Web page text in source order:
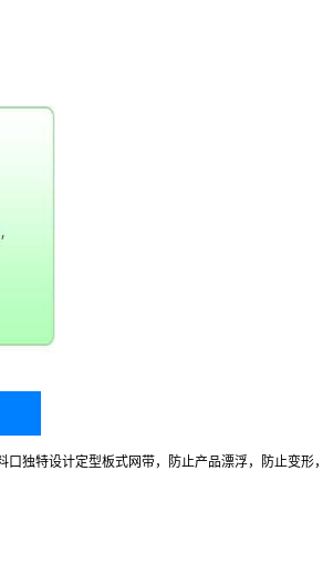
独特设计定型板式网带，防止产品漂浮，防止变